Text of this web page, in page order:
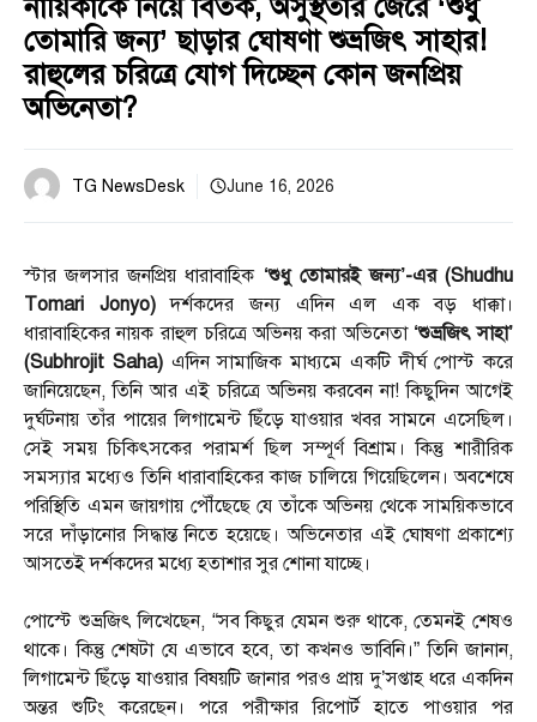
নায়িকাকে নিয়ে বিতর্ক, অসুস্থতার জেরে ‘শুধু
তোমারি জন্য’ ছাড়ার ঘোষণা শুভ্রজিৎ সাহার!
রাহুলের চরিত্রে যোগ দিচ্ছেন কোন জনপ্রিয়
অভিনেতা?
TG NewsDesk June 16, 2026
স্টার জলসার জনপ্রিয় ধারাবাহিক‘শুধু তোমারই জন্য’-এর (Shudhu
Tomari Jonyo)দর্শকদের জন্য এদিন এল এক বড় ধাক্কা।
ধারাবাহিকের নায়ক রাহুল চরিত্রে অভিনয় করা অভিনেতা ‘শুভ্রজিৎ সাহা’
(Subhrojit Saha)এদিন সামাজিক মাধ্যমে একটি দীর্ঘ পোস্ট করে
জানিয়েছেন, তিনি আর এই চরিত্রে অভিনয় করবেন না! কিছুদিন আগেই
দুর্ঘটনায় তাঁর পায়ের লিগামেন্ট ছিঁড়ে যাওয়ার খবর সামনে এসেছিল।
সেই সময় চিকিৎসকের পরামর্শ ছিল সম্পূর্ণ বিশ্রাম। কিন্তু শারীরিক
সমস্যার মধ্যেও তিনি ধারাবাহিকের কাজ চালিয়ে গিয়েছিলেন। অবশেষে
পরিস্থিতি এমন জায়গায় পৌঁছেছে যে তাঁকে অভিনয় থেকে সাময়িকভাবে
সরে দাঁড়ানোর সিদ্ধান্ত নিতে হয়েছে। অভিনেতার এই ঘোষণা প্রকাশ্যে
আসতেই দর্শকদের মধ্যে হতাশার সুর শোনা যাচ্ছে।
পোস্টে শুভ্রজিৎ লিখেছেন, “সব কিছুর যেমন শুরু থাকে, তেমনই শেষও
থাকে। কিন্তু শেষটা যে এভাবে হবে, তা কখনও ভাবিনি।” তিনি জানান,
লিগামেন্ট ছিঁড়ে যাওয়ার বিষয়টি জানার পরও প্রায় দু’সপ্তাহ ধরে একদিন
অন্তর শুটিং করেছেন। পরে পরীক্ষার রিপোর্ট হাতে পাওয়ার পর